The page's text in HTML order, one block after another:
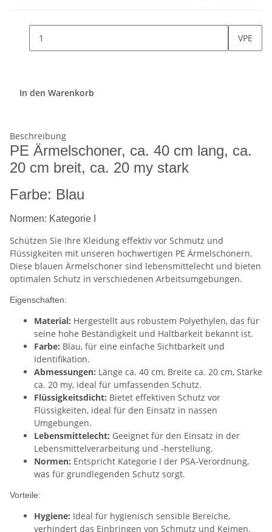
VPE
In den Warenkorb
Beschreibung
PE Ärmelschoner, ca. 40 cm lang, ca.
20 cm breit, ca. 20 my stark
Farbe: Blau
Normen: Kategorie I
Schützen Sie Ihre Kleidung effektiv vor Schmutz und
Flüssigkeiten mit unseren hochwertigen PE Ärmelschonern.
Diese blauen Ärmelschoner sind lebensmittelecht und bieten
optimalen Schutz in verschiedenen Arbeitsumgebungen.
Eigenschaften:
Material: Hergestellt aus robustem Polyethylen, das für
seine hohe Beständigkeit und Haltbarkeit bekannt ist.
Farbe: Blau, für eine einfache Sichtbarkeit und
Identifikation.
Abmessungen: Länge ca. 40 cm, Breite ca. 20 cm, Stärke
ca. 20 my, ideal für umfassenden Schutz.
Flüssigkeitsdicht: Bietet effektiven Schutz vor
Flüssigkeiten, ideal für den Einsatz in nassen
Umgebungen.
Lebensmittelecht: Geeignet für den Einsatz in der
Lebensmittelverarbeitung und -herstellung.
Normen: Entspricht Kategorie I der PSA-Verordnung,
was für grundlegenden Schutz sorgt.
Vorteile:
Hygiene: Ideal für hygienisch sensible Bereiche,
verhindert das Einbringen von Schmutz und Keimen.